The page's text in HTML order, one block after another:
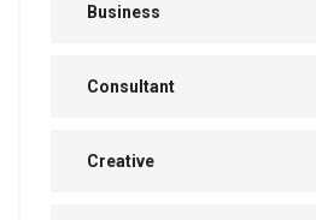
Business
Consultant
Creative